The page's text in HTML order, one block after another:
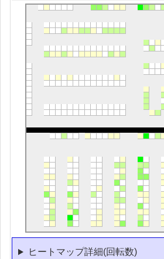
ヒートマップ詳細(回転数)